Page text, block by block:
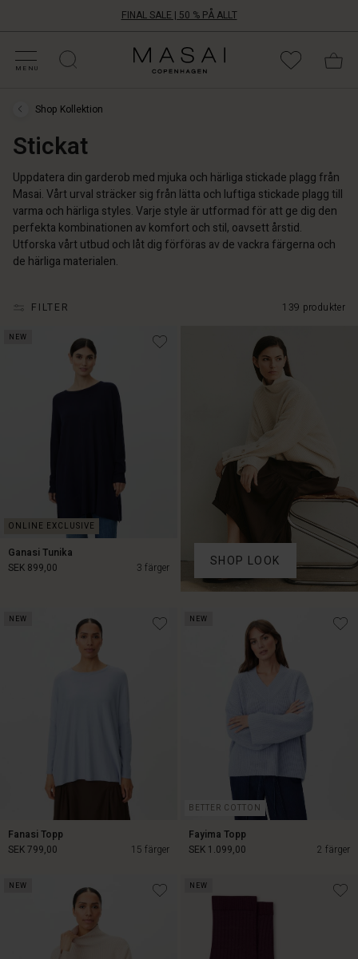
FINAL SALE | 50 % PÅ ALLT
MENU
Masai
Clothing
Shop
›
Stickat
Shop Kollektion
Stickat
Uppdatera din garderob med mjuka och härliga stickade plagg från
Masai. Vårt urval sträcker sig från lätta och luftiga stickade plagg till
varma och härliga styles. Varje style är utformad för att ge dig den
perfekta kombinationen av komfort och stil, oavsett årstid.
Utforska vårt utbud och låt dig förföras av de vackra färgerna och
de härliga materialen.
FILTER 139 produkter
NEW
Ganasi Tunika
3 färger
SEK 899,00
SEK 899,00
SHOP LOOK
NEW
Fanasi Topp
15 färger
SEK 799,00
SEK 799,00
NEW
BETTER COTTON
Fayima Topp
2 färger
SEK 1.099,00
NEW NEW